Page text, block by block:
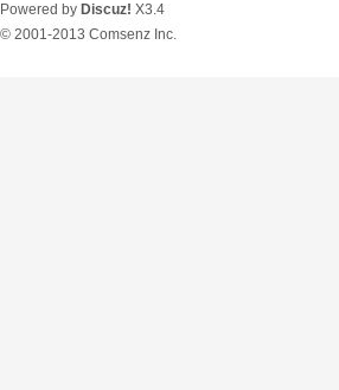
Powered by Discuz! X3.4
© 2001-2013 Comsenz Inc.